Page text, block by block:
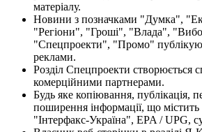
матеріалу.
Новини з позначками "Думка",
"Регіони", "Гроші", "Влада",
"Спецпроекти", "Промо"
реклами.
Розділ Спецпроекти створюється
комерційними партнерами.
Будь яке копіювання, публікація,
поширення інформації, що
"Інтерфакс-Україна", EPA / UPG,